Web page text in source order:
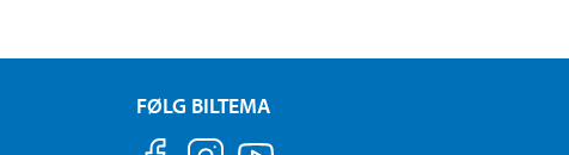
FØLG BILTEMA